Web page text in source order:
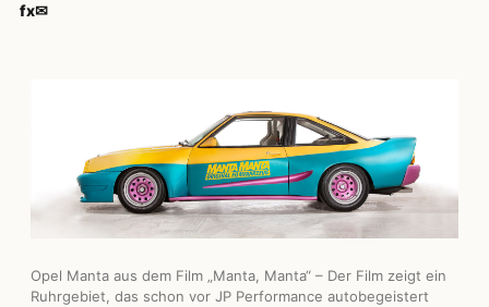
fx✉
Opel Manta aus dem Film „Manta, Manta“ – Der Film zeigt ein
Ruhrgebiet, das schon vor JP Performance autobegeistert